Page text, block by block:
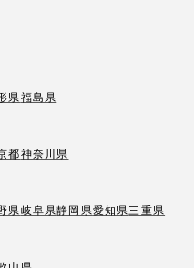
県福島県
都神奈川県
県岐阜県静岡県愛知県三重県